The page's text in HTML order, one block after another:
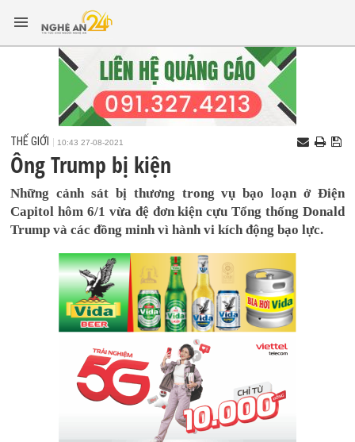
THẾ GIỚI 10:43 27-08-2021
Ông Trump bị kiện
Những cảnh sát bị thương trong vụ bạo loạn ở Điện
Capitol hôm 6/1 vừa đệ đơn kiện cựu Tổng thống Donald
Trump và các đồng minh vì hành vi kích động bạo lực.